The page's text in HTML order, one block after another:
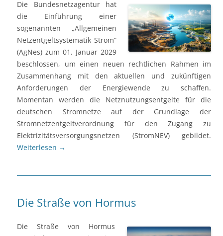
Die Bundesnetzagentur hat
die Einführung einer
sogenannten „Allgemeinen
Netzentgeltsystematik Strom“
(AgNes) zum 01. Januar 2029
beschlossen, um einen neuen rechtlichen Rahmen im
Zusammenhang mit den aktuellen und zukünftigen
Anforderungen der Energiewende zu schaffen.
Momentan werden die Netznutzungsentgelte für die
deutschen Stromnetze auf der Grundlage der
Stromnetzentgeltverordnung für den Zugang zu
Elektrizitätsversorgungsnetzen (StromNEV) gebildet.
Weiterlesen →
Die Straße von Hormus
Die Straße von Hormus